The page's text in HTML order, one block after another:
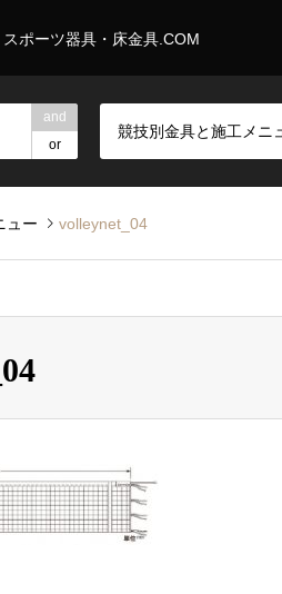
スポーツ器具・床金具.COM
and
or
ュー volleynet_04